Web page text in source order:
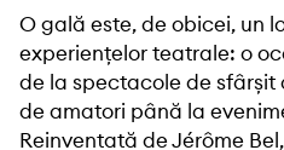
O gală este, de obicei, un
experiențelor teatrale: o
de la spectacole de
de amatori până la
Reinventată de Jérôme